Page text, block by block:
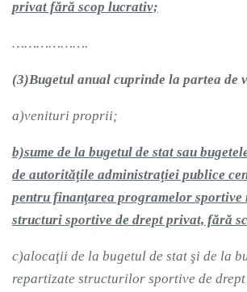
privat fără scop lucrativ;
……………….
(3)Bugetul anual cuprinde la partea de
a)venituri proprii;
b)sume de la bugetul de stat sau
de autorităţile administraţiei publice
pentru finanţarea programelor sportive
structuri sportive de drept privat, fără
c)alocaţii de la bugetul de stat şi de la
repartizate structurilor sportive de